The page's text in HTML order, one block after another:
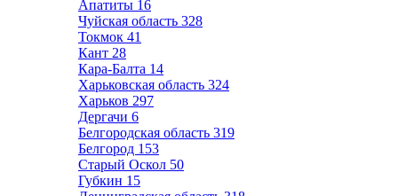
Апатиты 16
Чуйская область 328
Токмок 41
Кант 28
Кара-Балта 14
Харьковская область 324
Харьков 297
Дергачи 6
Белгородская область 319
Белгород 153
Старый Оскол 50
Губкин 15